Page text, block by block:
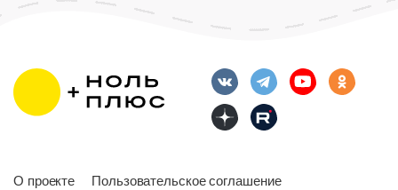
Русский
О проекте Пользовательское соглашение